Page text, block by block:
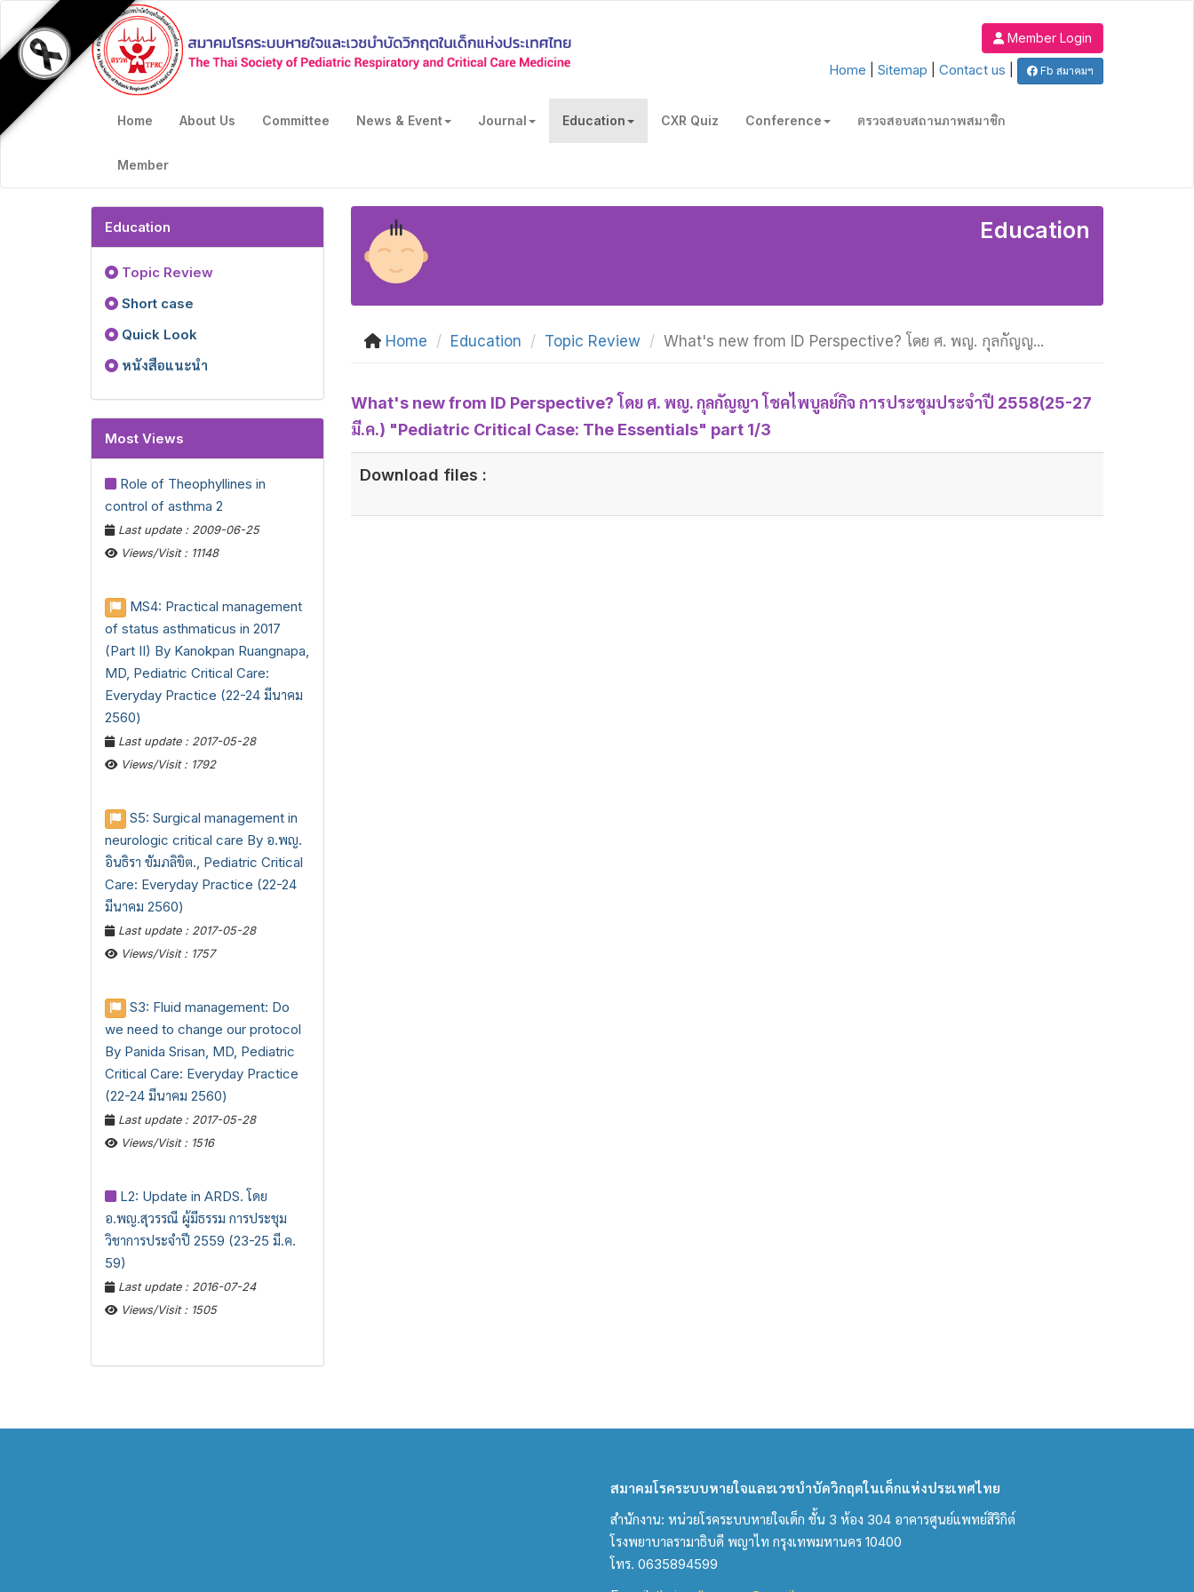
Member Login
Home Sitemap Contact us Fb สมาคมฯ
Home About Us Committee News & Event Journal Education CXR Quiz Conference ตรวจสอบสถานภาพสมาชิก
Member
Education
Topic Review
Short case
Quick Look
หนังสือแนะนำ
Most Views
Role of Theophyllines in
control of asthma 2
Last update : 2009-06-25
Views/Visit : 11148
MS4: Practical management
of status asthmaticus in 2017
(Part II) By Kanokpan Ruangnapa,
MD, Pediatric Critical Care:
Everyday Practice (22-24 มีนาคม
2560)
Last update : 2017-05-28
Views/Visit : 1792
S5: Surgical management in
neurologic critical care By อ.พญ.
อินธิรา ขัมภลิขิต., Pediatric Critical
Care: Everyday Practice (22-24
มีนาคม 2560)
Last update : 2017-05-28
Views/Visit : 1757
S3: Fluid management: Do
we need to change our protocol
By Panida Srisan, MD, Pediatric
Critical Care: Everyday Practice
(22-24 มีนาคม 2560)
Last update : 2017-05-28
Views/Visit : 1516
L2: Update in ARDS. โดย
อ.พญ.สุวรรณี ผู้มีธรรม การประชุม
วิชาการประจำปี 2559 (23-25 มี.ค.
59)
Last update : 2016-07-24
Views/Visit : 1505
Education
Home Education Topic Review What's new from ID Perspective? โดย ศ. พญ. กุลกัญญ...
What's new from ID Perspective? โดย ศ. พญ. กุลกัญญา โชคไพบูลย์กิจ การประชุมประจำปี 2558(25-27
มี.ค.) "Pediatric Critical Case: The Essentials" part 1/3
Download files :
สมาคมโรคระบบหายใจและเวชบำบัดวิกฤตในเด็กแห่งประเทศไทย
สำนักงาน: หน่วยโรคระบบหายใจเด็ก ชั้น 3 ห้อง 304 อาคารศูนย์แพทย์สิริกิต์
โรงพยาบาลรามาธิบดี พญาไท กรุงเทพมหานคร 10400
โทร. 0635894599